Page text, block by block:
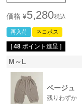
価格 ¥5,280税込
再入荷 ネコポス
[ 48 ポイント進呈 ]
M～L
ベージュ
残りわずか